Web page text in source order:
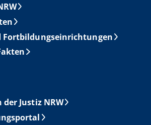
Fortbildungseinrichtungen
der Justiz NRW